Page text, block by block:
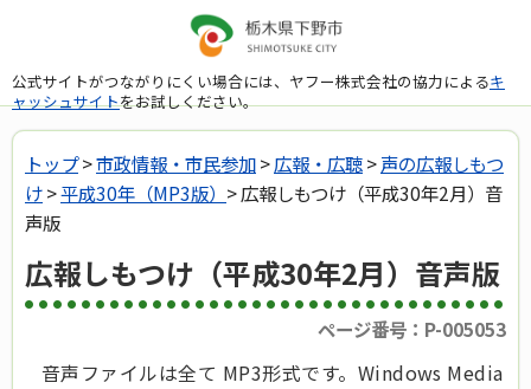
公式サイトがつながりにくい場合には、ヤフー株式会社の協力によるキ
ャッシュサイトをお試しください。
トップ>市政情報・市民参加>広報・広聴>声の広報しもつ
け>平成30年（MP3版） > 広報しもつけ（平成30年2月）音
声版
広報しもつけ（平成30年2月）音声版
ページ番号：P-005053
音声ファイルは全て MP3形式です。Windows Media